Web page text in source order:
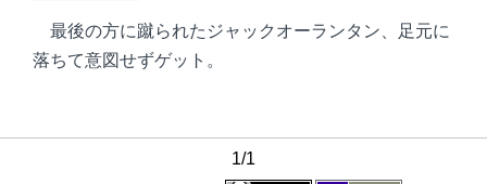
最後の方に蹴られたジャックオーランタン、足元に
落ちて意図せずゲット。
1/1